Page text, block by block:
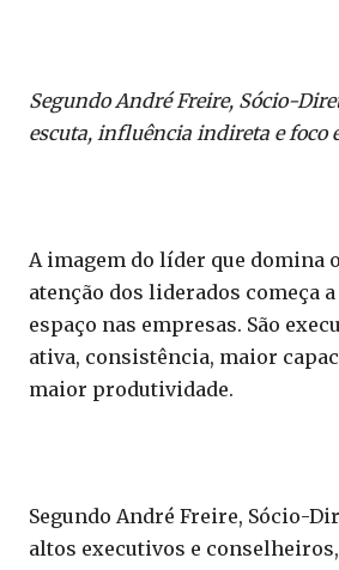
Segundo André Freire, Sócio-
escuta, influência indireta e foco
A imagem do líder que domina
atenção dos liderados começa
espaço nas empresas. São
ativa, consistência, maior
maior produtividade.
Segundo André Freire, Sócio-
altos executivos e